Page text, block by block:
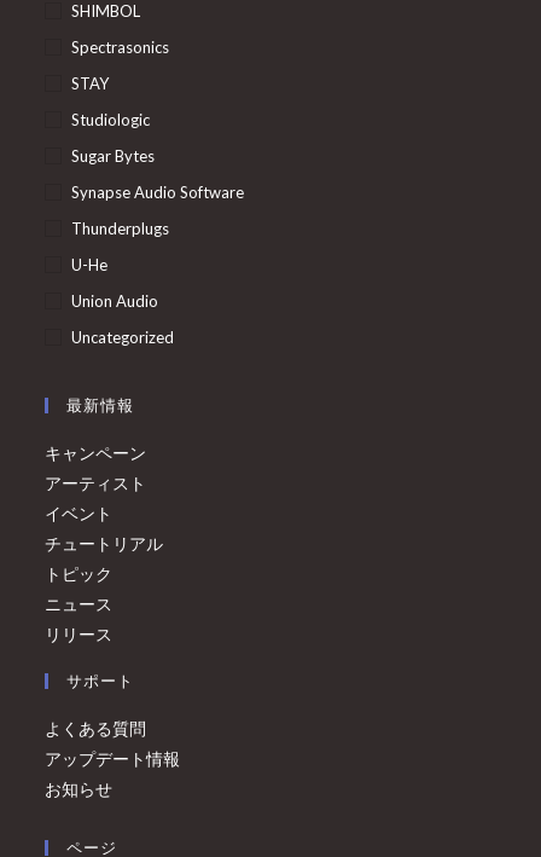
SHIMBOL
Spectrasonics
STAY
Studiologic
Sugar Bytes
Synapse Audio Software
Thunderplugs
U-He
Union Audio
Uncategorized
最新情報
キャンペーン
アーティスト
イベント
チュートリアル
トピック
ニュース
リリース
サポート
よくある質問
アップデート情報
お知らせ
ページ